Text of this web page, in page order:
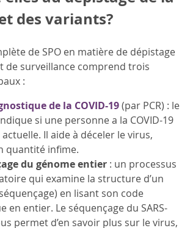
des variants?
de SPO en matière de dépistage
de surveillance comprend trois
:
de la COVID-19(par PCR) : le
si une personne a la COVID-19
actuelle. Il aide à déceler le virus,
quantité infime.
du génome entier : un processus
qui examine la structure d’un
en lisant son code
en entier. Le séquençage du SARS-
permet d’en savoir plus sur le virus,